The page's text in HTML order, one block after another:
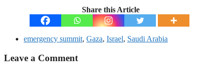
Share this Article
emergency summit, Gaza, Israel, Saudi Arabia
Leave a Comment